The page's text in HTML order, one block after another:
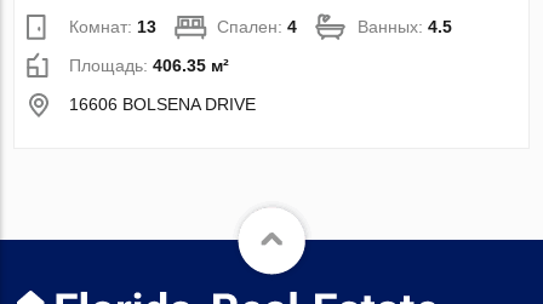
Комнат: 13 Спален:4 Ванных:4.5
Площадь:406.35 м²
16606 BOLSENA DRIVE